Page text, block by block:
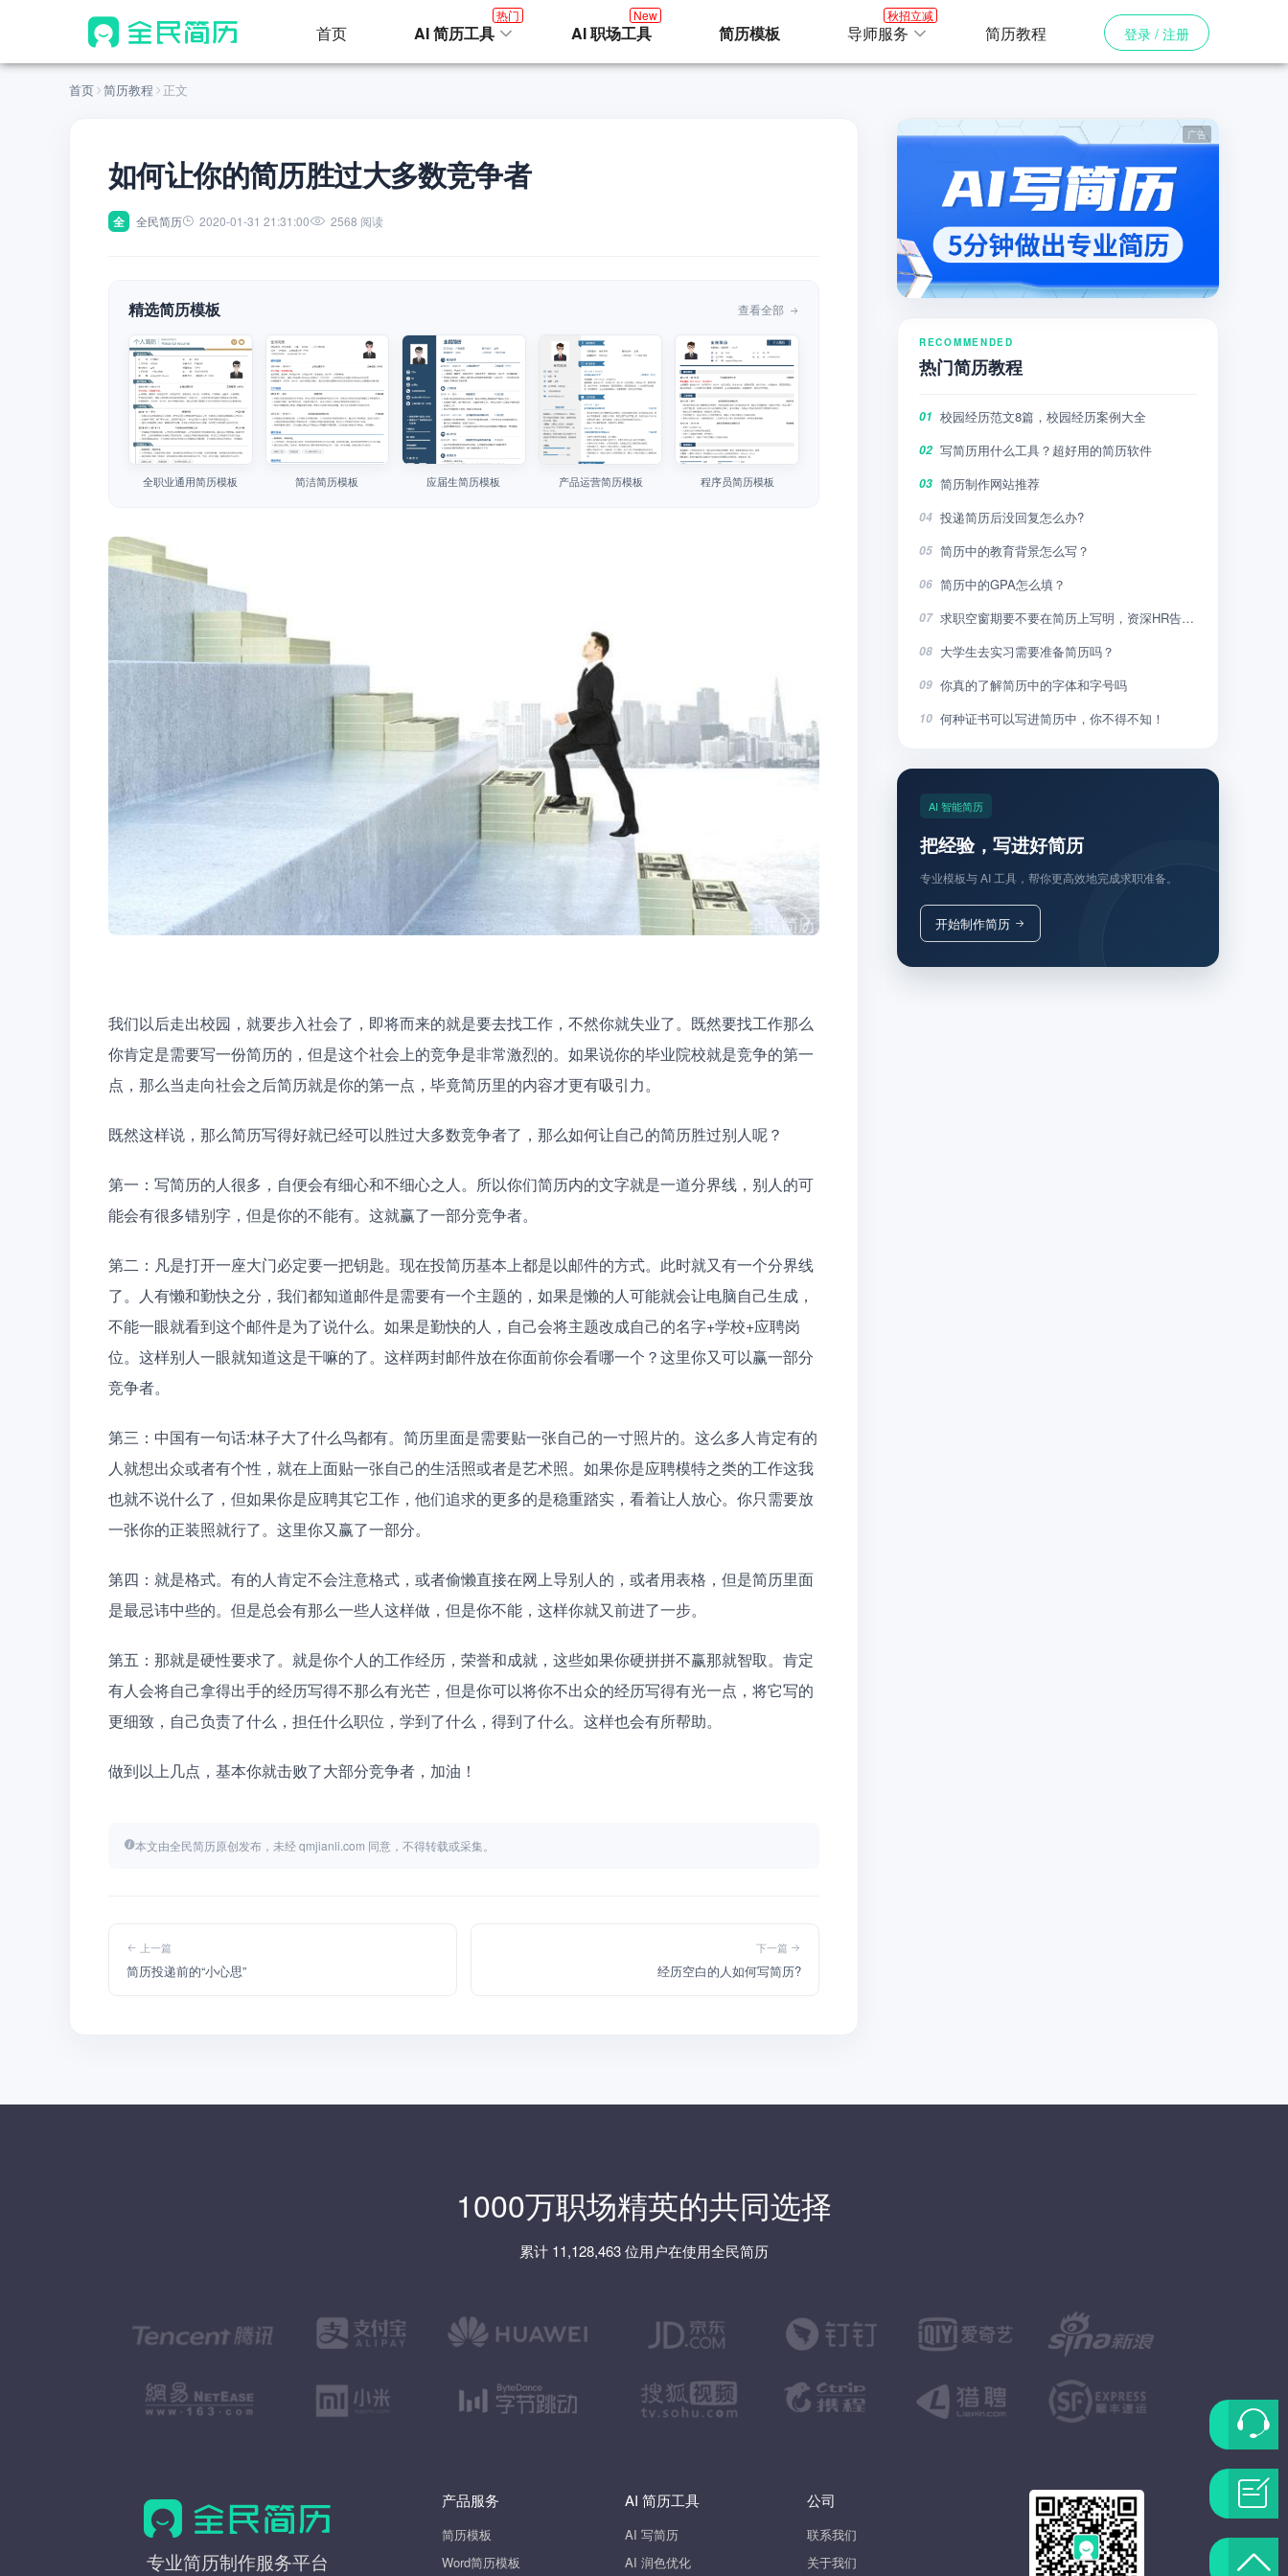
首页 AI 简历工具
热门
AI 职场工具
New
简历模板 导师服务
秋招立减
简历教程 登录 / 注册
首页 简历教程 正文
如何让你的简历胜过大多数竞争者
全 全民简历 2020-01-31 21:31:00 2568 阅读
精选简历模板 查看全部
全职业通用简历模板 简洁简历模板 应届生简历模板 产品运营简历模板 程序员简历模板
我们以后走出校园，就要步入社会了，即将而来的就是要去找工作，不然你就失业了。既然要找工作那么
你肯定是需要写一份简历的，但是这个社会上的竞争是非常激烈的。如果说你的毕业院校就是竞争的第一
点，那么当走向社会之后简历就是你的第一点，毕竟简历里的内容才更有吸引力。
既然这样说，那么简历写得好就已经可以胜过大多数竞争者了，那么如何让自己的简历胜过别人呢？
第一：写简历的人很多，自便会有细心和不细心之人。所以你们简历内的文字就是一道分界线，别人的可
能会有很多错别字，但是你的不能有。这就赢了一部分竞争者。
第二：凡是打开一座大门必定要一把钥匙。现在投简历基本上都是以邮件的方式。此时就又有一个分界线
了。人有懒和勤快之分，我们都知道邮件是需要有一个主题的，如果是懒的人可能就会让电脑自己生成，
不能一眼就看到这个邮件是为了说什么。如果是勤快的人，自己会将主题改成自己的名字+学校+应聘岗
位。这样别人一眼就知道这是干嘛的了。这样两封邮件放在你面前你会看哪一个？这里你又可以赢一部分
竞争者。
第三：中国有一句话:林子大了什么鸟都有。简历里面是需要贴一张自己的一寸照片的。这么多人肯定有的
人就想出众或者有个性，就在上面贴一张自己的生活照或者是艺术照。如果你是应聘模特之类的工作这我
也就不说什么了，但如果你是应聘其它工作，他们追求的更多的是稳重踏实，看着让人放心。你只需要放
一张你的正装照就行了。这里你又赢了一部分。
第四：就是格式。有的人肯定不会注意格式，或者偷懒直接在网上导别人的，或者用表格，但是简历里面
是最忌讳中些的。但是总会有那么一些人这样做，但是你不能，这样你就又前进了一步。
第五：那就是硬性要求了。就是你个人的工作经历，荣誉和成就，这些如果你硬拼拼不赢那就智取。肯定
有人会将自己拿得出手的经历写得不那么有光芒，但是你可以将你不出众的经历写得有光一点，将它写的
更细致，自己负责了什么，担任什么职位，学到了什么，得到了什么。这样也会有所帮助。
做到以上几点，基本你就击败了大部分竞争者，加油！
本文由全民简历原创发布，未经 qmjianli.com 同意，不得转载或采集。
上一篇
简历投递前的“小心思”
下一篇
经历空白的人如何写简历?
RECOMMENDED
热门简历教程
01 校园经历范文8篇，校园经历案例大全
02 写简历用什么工具？超好用的简历软件
03 简历制作网站推荐
04 投递简历后没回复怎么办?
05 简历中的教育背景怎么写？
06 简历中的GPA怎么填？
07 求职空窗期要不要在简历上写明，资深HR告诉你
08 大学生去实习需要准备简历吗？
09 你真的了解简历中的字体和字号吗
10 何种证书可以写进简历中，你不得不知！
AI 智能简历
把经验，写进好简历
专业模板与 AI 工具，帮你更高效地完成求职准备。
开始制作简历
1000万职场精英的共同选择
累计 11,128,463 位用户在使用全民简历
全
专业简历制作服务平台
产品服务
简历模板
Word简历模板
AI 简历工具
AI 写简历
AI 润色优化
公司
联系我们
关于我们
联
系
客
题
返